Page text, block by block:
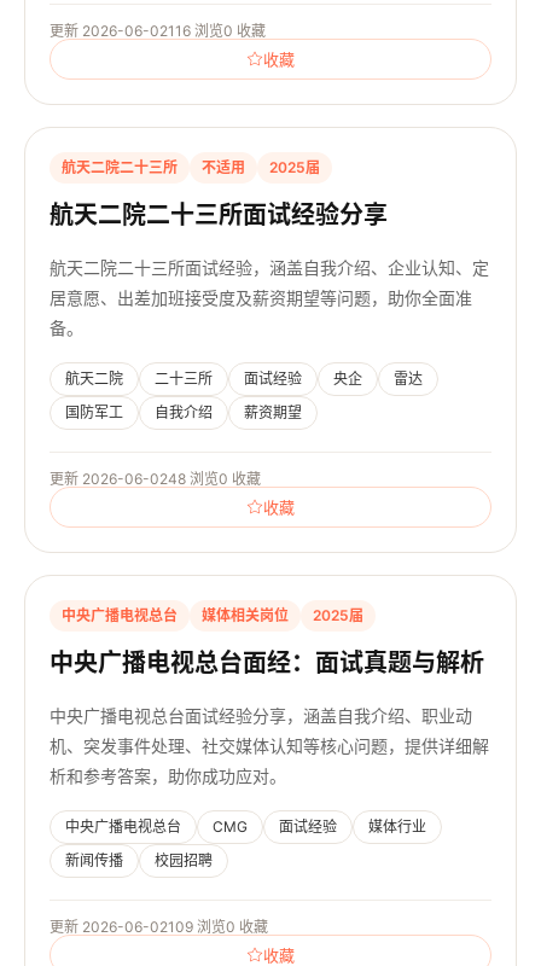
更新 2026-06-02116 浏览0 收藏
收藏
航天二院二十三所 不适用 2025届
航天二院二十三所面试经验分享
航天二院二十三所面试经验，涵盖自我介绍、企业认知、定
居意愿、出差加班接受度及薪资期望等问题，助你全面准
备。
航天二院 二十三所 面试经验 央企
雷达
国防军工
自我介绍 薪资期望
更新 2026-06-0248 浏览0 收藏
收藏
中央广播电视总台 媒体相关岗位 2025届
中央广播电视总台面经：面试真题与解析
中央广播电视总台面试经验分享，涵盖自我介绍、职业动
机、突发事件处理、社交媒体认知等核心问题，提供详细解
析和参考答案，助你成功应对。
中央广播电视总台 CMG 面试经验
媒体行业
新闻传播
校园招聘
更新 2026-06-02109 浏览0 收藏
收藏